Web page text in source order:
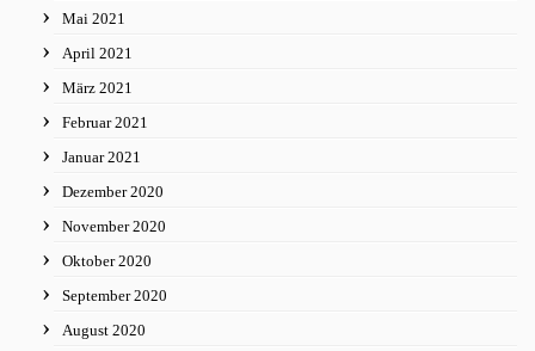
Mai 2021
April 2021
März 2021
Februar 2021
Januar 2021
Dezember 2020
November 2020
Oktober 2020
September 2020
August 2020